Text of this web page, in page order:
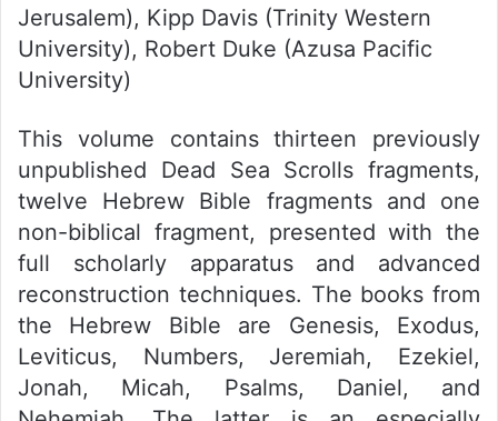
Jerusalem), Kipp Davis (Trinity Western
University), Robert Duke (Azusa Pacific
University)
This volume contains thirteen previously
unpublished Dead Sea Scrolls fragments,
twelve Hebrew Bible fragments and one
non-biblical fragment, presented with the
full scholarly apparatus and advanced
reconstruction techniques. The books from
the Hebrew Bible are Genesis, Exodus,
Leviticus, Numbers, Jeremiah, Ezekiel,
Jonah, Micah, Psalms, Daniel, and